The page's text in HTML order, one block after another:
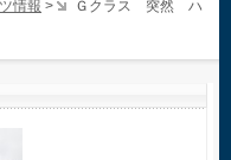
情報 >
Ｇクラス 突然 ハ